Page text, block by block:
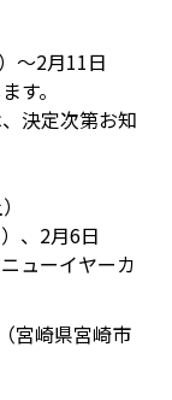
～2月11日
す。
決定次第お知
、2月6日
ューイヤーカ
宮崎県宮崎市